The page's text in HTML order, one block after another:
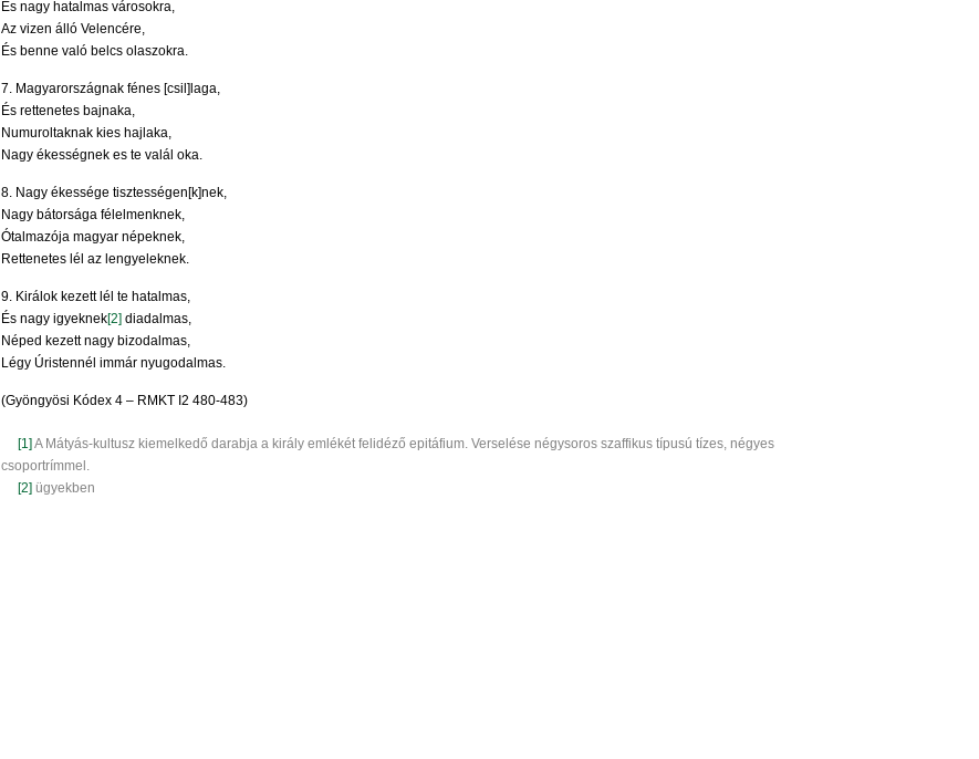
És nagy hatalmas városokra,
Az vizen álló Velencére,
És benne való belcs olaszokra.
7. Magyarországnak fénes [csil]laga,
És rettenetes bajnaka,
Numuroltaknak kies hajlaka,
Nagy ékességnek es te valál oka.
8. Nagy ékessége tisztességen[k]nek,
Nagy bátorsága félelmenknek,
Ótalmazója magyar népeknek,
Rettenetes lél az lengyeleknek.
9. Királok kezett lél te hatalmas,
És nagy igyeknek[2]diadalmas,
Néped kezett nagy bizodalmas,
Légy Úristennél immár nyugodalmas.
(Gyöngyösi Kódex 4 – RMKT I2 480-483)
[1]A Mátyás-kultusz kiemelkedő darabja a király emlékét felidéző epitáfium. Verselése négysoros szaffikus típusú tízes, négyes
csoportrímmel.
[2]ügyekben